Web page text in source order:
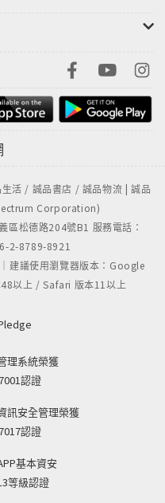
活 / 誠品書店 / 誠品物流 | 誠品
Corporation)
區松德路204號B1 服務電話：
2-8789-8921
建議使用瀏覽器版本：Google
以上 / Safari 版本11以上
理系統榮獲
認證
訊安全管理榮獲
認證
基本資安
等級認證